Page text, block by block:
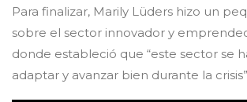
Para finalizar, Marily Lüders hizo un
sobre el sector innovador y
donde estableció que “este sector se
adaptar y avanzar bien durante la